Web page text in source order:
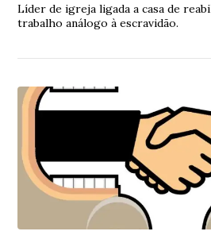
Líder de igreja ligada a casa de
trabalho análogo à escravidão.